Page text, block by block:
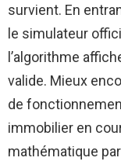
survient. En
le simulateur
l’algorithme
valide. Mieux
de
immobilier en
mathématique